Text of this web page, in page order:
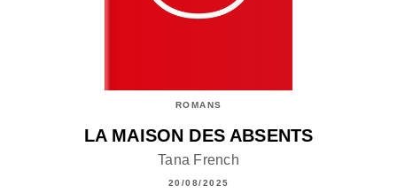
ROMANS
LA MAISON DES ABSENTS
Tana French
20/08/2025